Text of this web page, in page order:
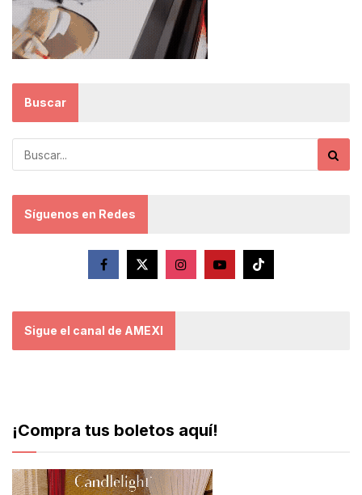
Buscar
Síguenos en Redes
Sigue el canal de AMEXI
¡Compra tus boletos aquí!